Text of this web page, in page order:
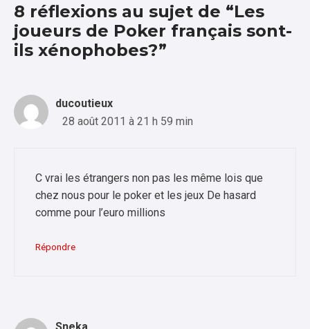
8 réflexions au sujet de “Les
joueurs de Poker français sont-
ils xénophobes?”
ducoutieux
28 août 2011 à 21 h 59 min
C vrai les étrangers non pas les même lois que
chez nous pour le poker et les jeux De hasard
comme pour l’euro millions
Répondre